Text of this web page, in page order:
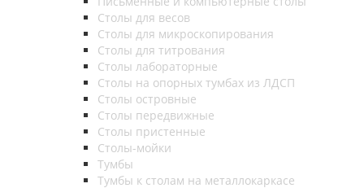
Столы для весов
Столы для микроскопирования
Столы для титрования
Столы лабораторные
Столы на опорных тумбах из ЛДСП
Столы островные
Столы передвижные
Столы пристенные
Столы-мойки
Тумбы
Тумбы к столам на металлокаркасе